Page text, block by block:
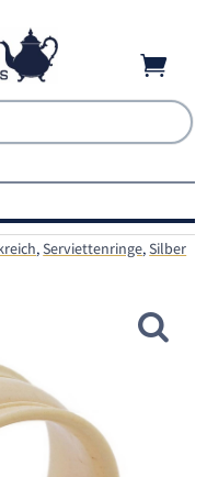

,Serviettenringe,Silber